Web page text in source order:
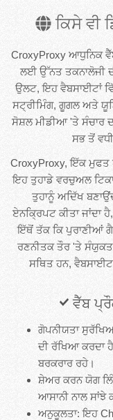
ਕਿਸੇ ਵੀ
CroxyProxy ਆਧੁਨਿਕ
ਲਈ ਉੱਨਤ ਤਕਨਾਲੋਜੀ
ਉਲਟ, ਇਹ ਵੈਬਸਾਈਟਾਂ
ਸਟ੍ਰੀਮਿੰਗ, ਗੂਗਲ ਅਤੇ
ਸੋਸ਼ਲ ਮੀਡੀਆ 'ਤੇ ਸੰਚਾਰ
ਸਭ ਤੋਂ
CroxyProxy, ਇੱਕ ਮੁਫਤ
ਇਹ ਤੁਹਾਡੇ ਵਰਚੁਅਲ
ਤੁਹਾਨੂੰ ਅਦਿੱਖ
ਏਨਕ੍ਰਿਪਟ ਕੀਤਾ ਜਾਂਦਾ
ਇੱਥੋਂ ਤੱਕ ਕਿ ਪੁਰਾਣੀਆਂ
ਰਣਨੀਤਕ ਤੌਰ 'ਤੇ
ਸਥਿਤ ਹਨ,
ਵੈੱਬ
ਗੋਪਨੀਯਤਾ
ਦੀ ਰੱਖਿਆ ਕਰਦਾ
ਬਰਕਰਾਰ ਰਹੇ।
ਸ਼ੇਅਰ ਕਰਨ ਯੋਗ
ਆਸਾਨੀ ਨਾਲ ਸਾਂਝੇ
ਅਨੁਕੂਲਤਾ: ਇਹ